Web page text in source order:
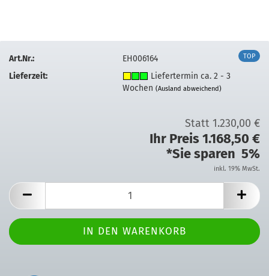
TOP
Art.Nr.:
EH006164
Lieferzeit:
Liefertermin ca. 2 - 3
Wochen(Ausland abweichend)
Statt 1.230,00 €
Ihr Preis 1.168,50 €
*Sie sparen 5%
inkl. 19% MwSt.